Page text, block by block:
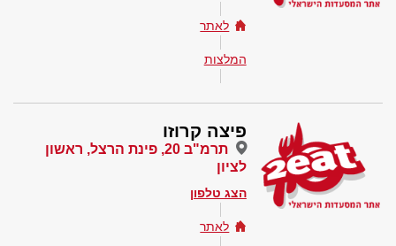
לאתר
המלצות
פיצה קרוזו
תרמ"ב 20, פינת הרצל, ראשון
לציון
הצג טלפון
לאתר